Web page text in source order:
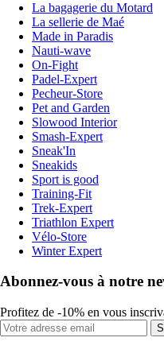
La bagagerie du Motard
La sellerie de Maé
Made in Paradis
Nauti-wave
On-Fight
Padel-Expert
Pecheur-Store
Pet and Garden
Slowood Interior
Smash-Expert
Sneak'In
Sneakids
Sport is good
Training-Fit
Trek-Expert
Triathlon Expert
Vélo-Store
Winter Expert
Abonnez-vous à notre
Profitez de -10% en vous